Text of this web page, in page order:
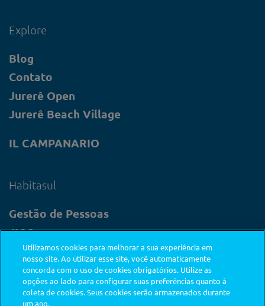
Explore
Blog
Contato
Jurerê Open
Jurerê Beach Village
IL CAMPANARIO
Habitasul
Gestão de Pessoas
JIQS
SAEUtilizamos cookies para melhorar a sua experiência em
nosso site. Ao utilizar esse site, você automaticamente
concorda com o uso de cookies obrigatórios. Utilize as
opções ao lado para configurar suas preferências quanto à
coleta de cookies. Seus cookies serão armazenados durante
um ano.